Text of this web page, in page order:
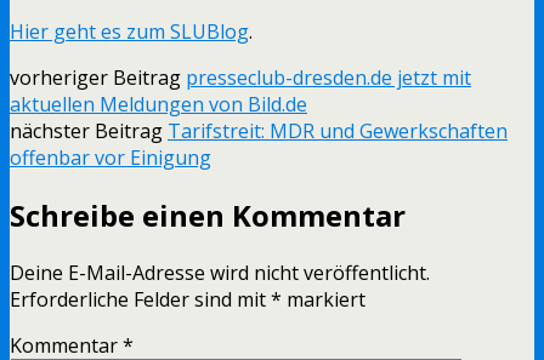
Hier geht es zum SLUBlog.
vorheriger Beitrag presseclub-dresden.de jetzt mit
aktuellen Meldungen von Bild.de
nächster Beitrag Tarifstreit: MDR und Gewerkschaften
offenbar vor Einigung
Schreibe einen Kommentar
Deine E-Mail-Adresse wird nicht veröffentlicht.
Erforderliche Felder sind mit* markiert
Kommentar*